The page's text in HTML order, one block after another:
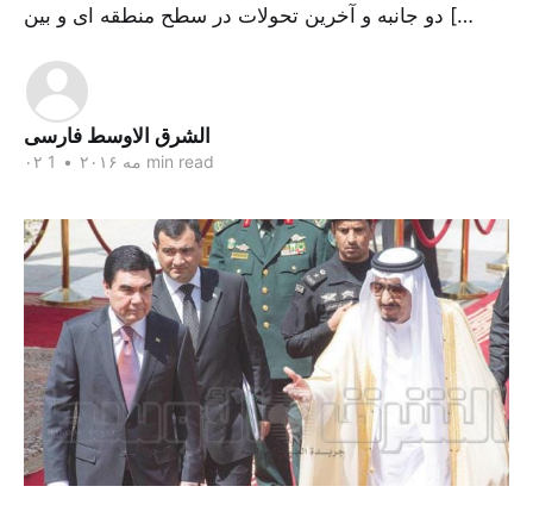
دو جانبه و آخرین تحولات در سطح منطقه ای و بین […
الشرق الاوسط فارسی
۰۲ مه ۲۰۱۶ • 1 min read